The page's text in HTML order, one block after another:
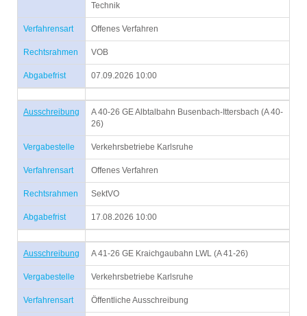
Technik
Verfahrensart Offenes Verfahren
Rechtsrahmen VOB
Abgabefrist 07.09.2026 10:00
Ausschreibung
A 40-26 GE Albtalbahn Busenbach-Ittersbach (A 40-
26)
Vergabestelle Verkehrsbetriebe Karlsruhe
Verfahrensart Offenes Verfahren
Rechtsrahmen SektVO
Abgabefrist 17.08.2026 10:00
Ausschreibung A 41-26 GE Kraichgaubahn LWL (A 41-26)
Vergabestelle Verkehrsbetriebe Karlsruhe
Verfahrensart Öffentliche Ausschreibung